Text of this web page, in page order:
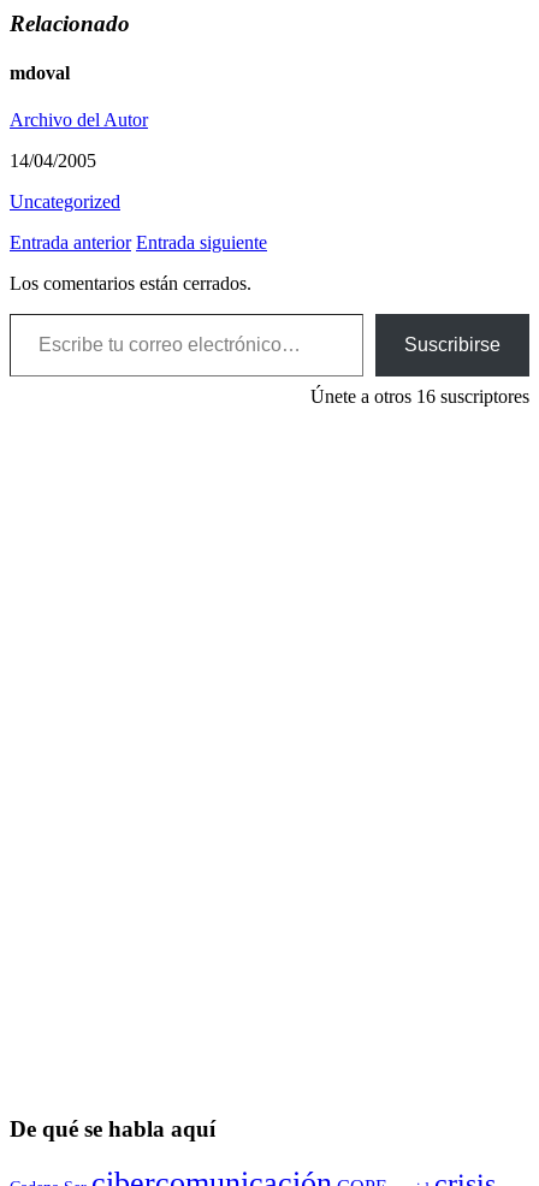
Relacionado
mdoval
Archivo del Autor
14/04/2005
Uncategorized
Entrada anterior Entrada siguiente
Los comentarios están cerrados.
Escribe tu correo electrónico…
Suscribirse
Únete a otros 16 suscriptores
De qué se habla aquí